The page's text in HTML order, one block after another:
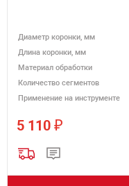
Диаметр коронки, мм
Длина коронки, мм
Материал обработки
Количество сегментов
Применение на инструменте
5 110 ₽